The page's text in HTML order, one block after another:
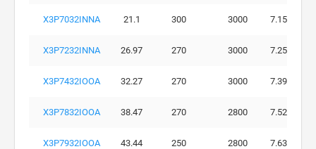
X3P7032INNA 21.1 300 3000 7.15
X3P7232INNA 26.97 270 3000 7.25
X3P7432IOOA 32.27 270 3000 7.39
X3P7832IOOA 38.47 270 2800 7.52
X3P7932IOOA 43.44 250 2800 7.63